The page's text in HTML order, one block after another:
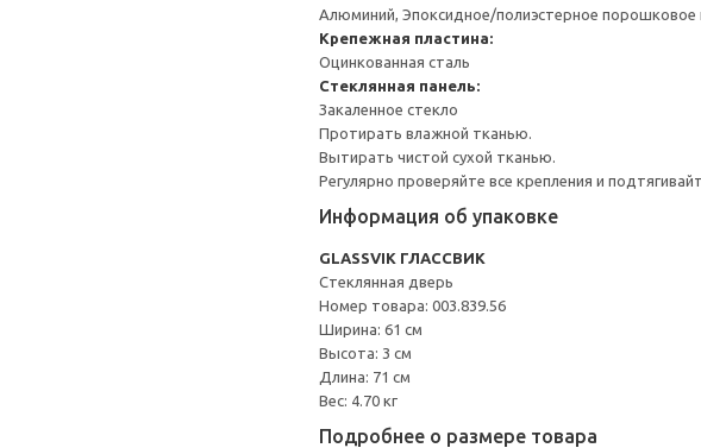
Алюминий, Эпоксидное/полиэстерное порошковое
Крепежная пластина:
Оцинкованная сталь
Стеклянная панель:
Закаленное стекло
Протирать влажной тканью.
Вытирать чистой сухой тканью.
Регулярно проверяйте все крепления и
Информация об упаковке
GLASSVIK ГЛАССВИК
Стеклянная дверь
Номер товара: 003.839.56
Ширина: 61 см
Высота: 3 см
Длина: 71 см
Вес: 4.70 кг
Подробнее о размере товара